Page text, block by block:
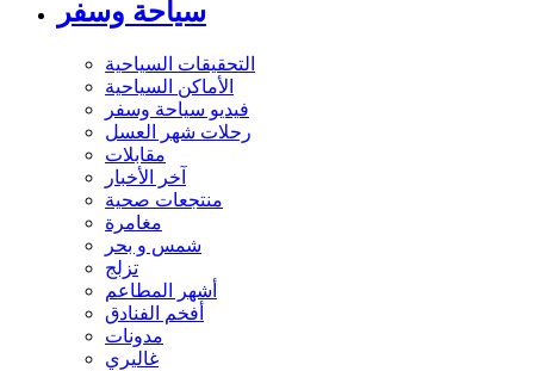
سياحة وسفر
التحقيقات السياحية
الأماكن السياحية
فيديو سياحة وسفر
رحلات شهر العسل
مقابلات
آخر الأخبار
منتجعات صحية
مغامرة
شمس و بحر
تزلج
أشهر المطاعم
أفخم الفنادق
مدونات
غاليري